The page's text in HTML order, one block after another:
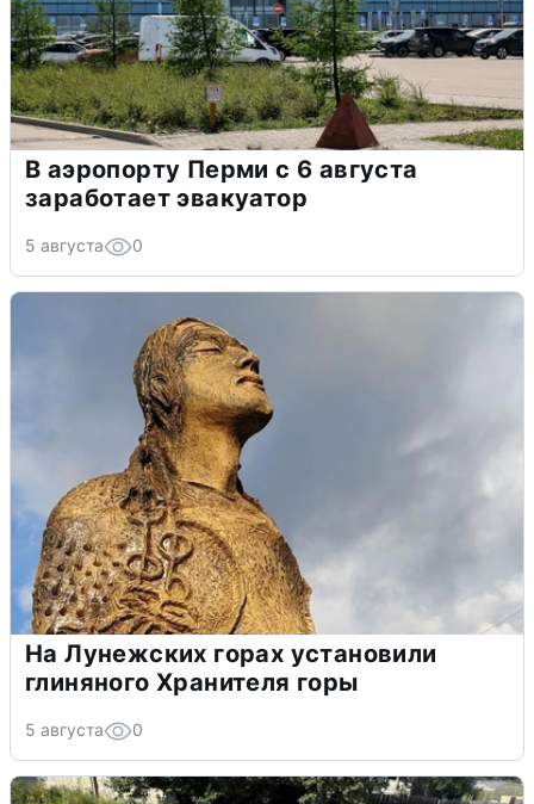
В аэропорту Перми с 6 августа
заработает эвакуатор
5 августа 0
На Лунежских горах установили
глиняного Хранителя горы
5 августа 0